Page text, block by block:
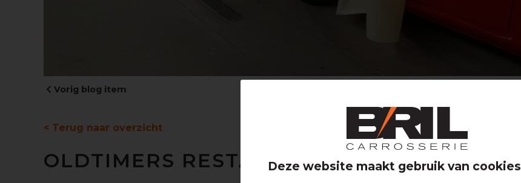
Vorig blog item
< Terug naar overzicht
OLDTIMERS RESTAURERENDeze website maakt gebruik van cookies